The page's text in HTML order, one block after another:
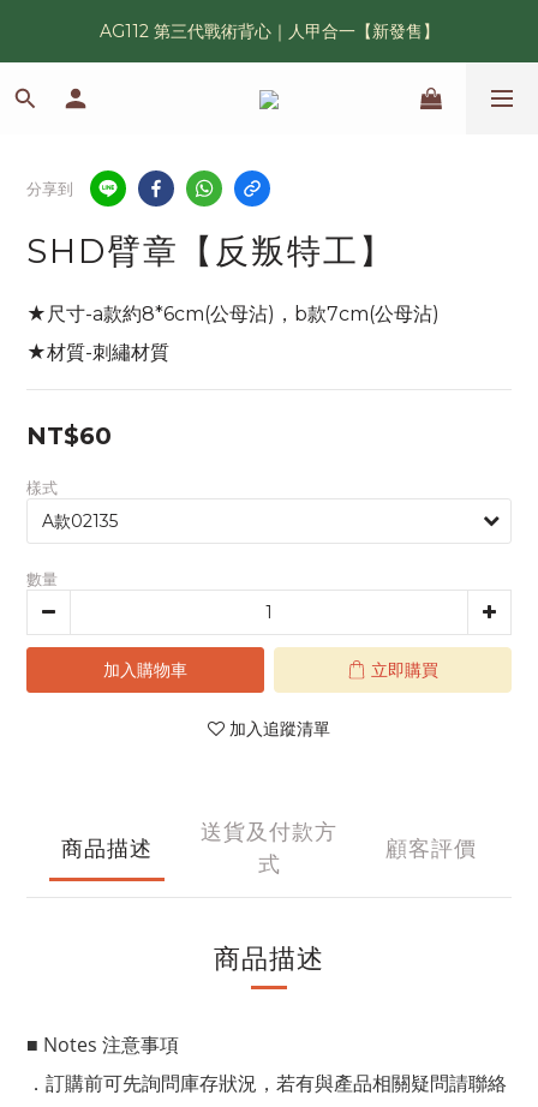
漢光42 傲骨紀念臂章｜滿 6500 贈送一片！
AG112 第三代戰術背心｜人甲合一【新發售】
鯊魚鰭圓邊帽｜高透氣、會呼吸的戰術奔尼帽
分享到
SHD臂章【反叛特工】
★尺寸-a款約8*6cm(公母沾)，b款7cm(公母沾)
★材質-刺繡材質
NT$60
樣式
數量
加入購物車 立即購買
加入追蹤清單
商品描述
送貨及付款方
式
顧客評價
商品描述
■ Notes 注意事項
．訂購前可先詢問庫存狀況，若有與產品相關疑問請聯絡